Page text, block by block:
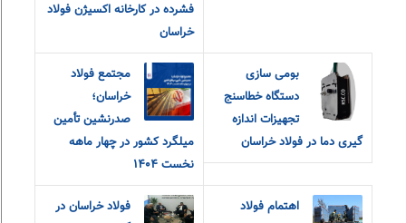
فشرده در کارخانه اکسیژن فولاد
خراسان
بومی سازی
دستگاه خطاسنج
تجهیزات اندازه
گیری دما در فولاد خراسان
مجتمع فولاد
خراسان؛
صدرنشین تأمین
میلگرد کشور در چهار ماهه
نخست ۱۴۰۴
اهتمام فولاد
فولاد خراسان در